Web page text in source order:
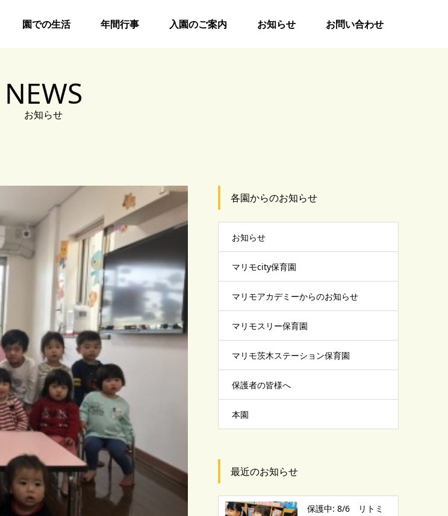
園での生活 年間行事 入園のご案内 お知らせ お問い合わせ
NEWS
お知らせ
各園からのお知らせ
お知らせ
マリモcity保育園
マリモアカデミーからのお知らせ
マリモスリー保育園
マリモ茨木ステーション保育園
保護者の皆様へ
本園
最近のお知らせ
保護中: 8/6 リトミ